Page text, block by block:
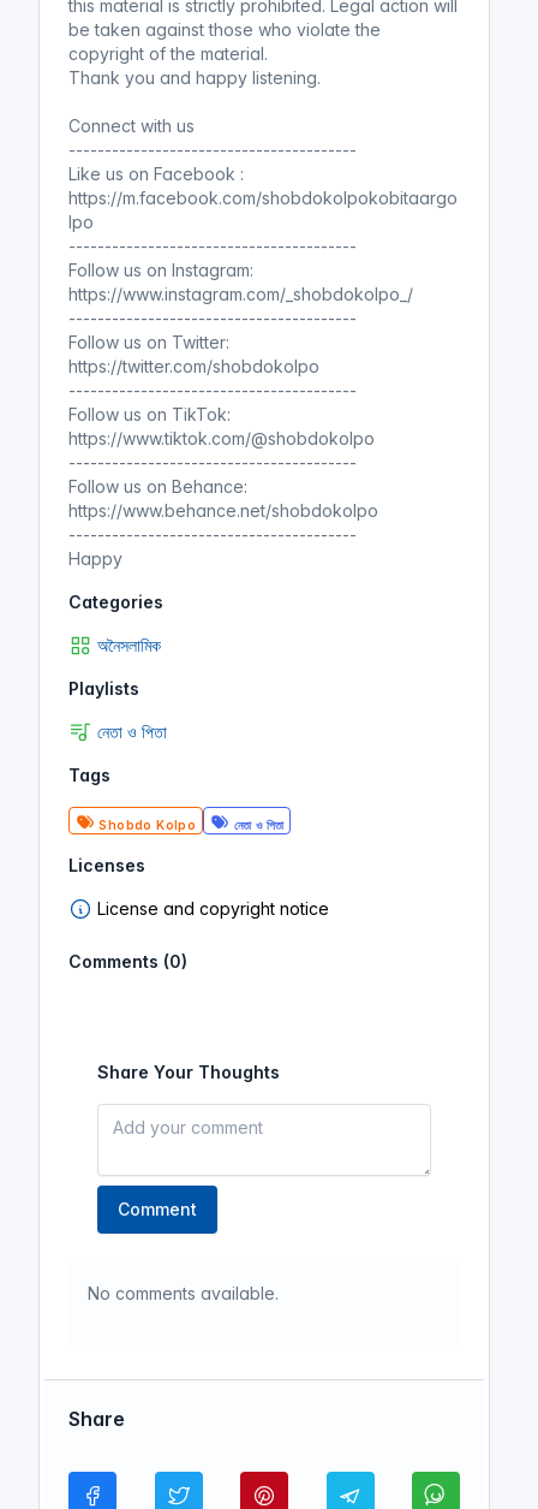
this material is strictly prohibited. Legal action will
be taken against those who violate the
copyright of the material.
Thank you and happy listening.
Connect with us
----------------------------------------
Like us on Facebook :
https://m.facebook.com/shobdokolpokobitaargo
lpo
----------------------------------------
Follow us on Instagram:
https://www.instagram.com/_shobdokolpo_/
----------------------------------------
Follow us on Twitter:
https://twitter.com/shobdokolpo
----------------------------------------
Follow us on TikTok:
https://www.tiktok.com/@shobdokolpo
----------------------------------------
Follow us on Behance:
https://www.behance.net/shobdokolpo
----------------------------------------
Happy
Categories
অনৈসলামিক
Playlists
নেতা ও পিতা
Tags
Shobdo Kolpo নেতা ও পিতা
Licenses
License and copyright notice
Comments (0)
Share Your Thoughts
Comment
No comments available.
Share